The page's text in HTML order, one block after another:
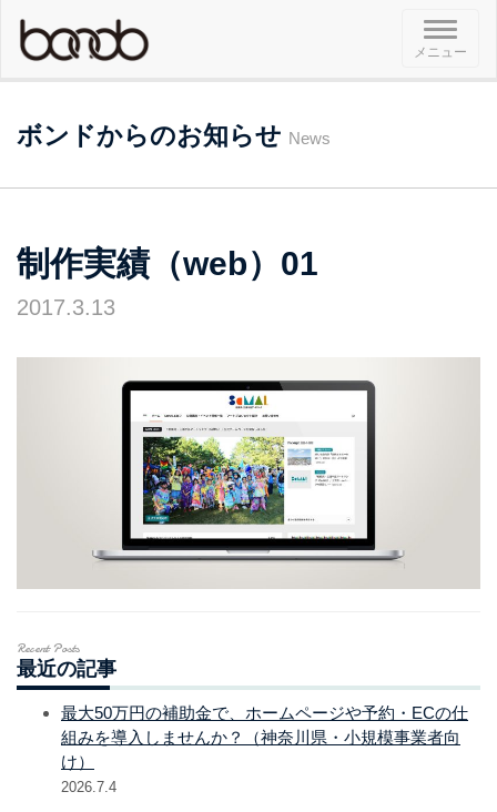
メ
ニ
ュ
メニュー
ボンドからのお知らせ News
制作実績（web）01
2017.3.13
Recent Posts
最近の記事
最大50万円の補助金で、ホームページや予約・ECの仕
組みを導入しませんか？（神奈川県・小規模事業者向
け）
2026.7.4